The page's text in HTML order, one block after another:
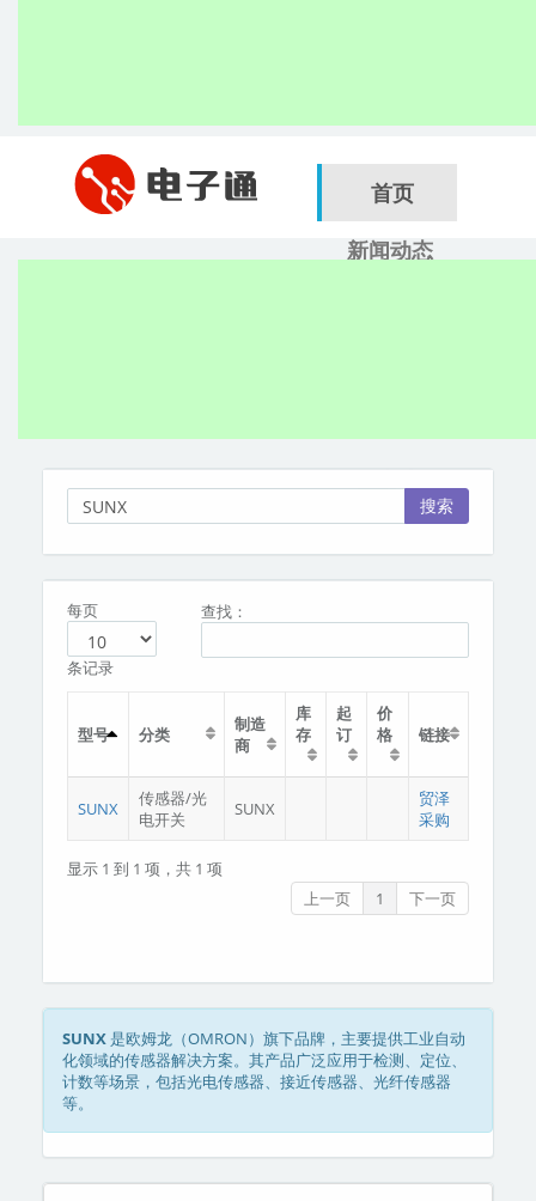
首页
新闻动态
服务商
搜索
每页
条记录
查找：
型号 分类
制造
商
库
存
起
订
价
格
链接
SUNX
传感器/光
电开关
SUNX
贸泽
采购
显示 1 到 1 项，共 1 项
上一页
1 下一页
SUNX 是欧姆龙（OMRON）旗下品牌，主要提供工业自动
化领域的传感器解决方案。其产品广泛应用于检测、定位、
计数等场景，包括光电传感器、接近传感器、光纤传感器
等。